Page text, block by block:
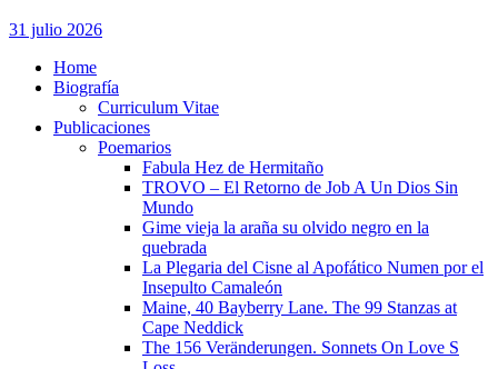
31 julio 2026
Home
Biografía
Curriculum Vitae​
Publicaciones
Poemarios
Fabula Hez de Hermitaño
TROVO – El Retorno de Job A Un Dios Sin
Mundo
Gime vieja la araña su olvido negro en la
quebrada
La Plegaria del Cisne al Apofático Numen por el
Insepulto Camaleón
Maine, 40 Bayberry Lane. The 99 Stanzas at
Cape Neddick
The 156 Veränderungen. Sonnets On Love S